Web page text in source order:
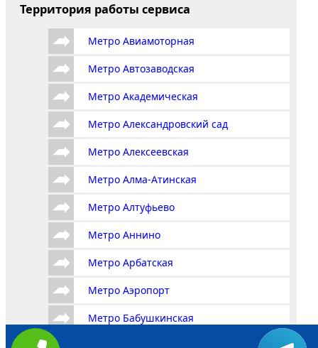
Территория работы сервиса
Метро Авиамоторная
Метро Автозаводская
Метро Академическая
Метро Александровский сад
Метро Алексеевская
Метро Алма-Атинская
Метро Алтуфьево
Метро Аннино
Метро Арбатская
Метро Аэропорт
Метро Бабушкинская